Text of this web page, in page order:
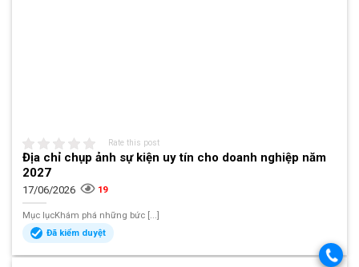
Rate this post
Địa chỉ chụp ảnh sự kiện uy tín cho doanh nghiệp năm
2027
17/06/2026 19
Mục lụcKhám phá những bức [...]
Đã kiểm duyệt